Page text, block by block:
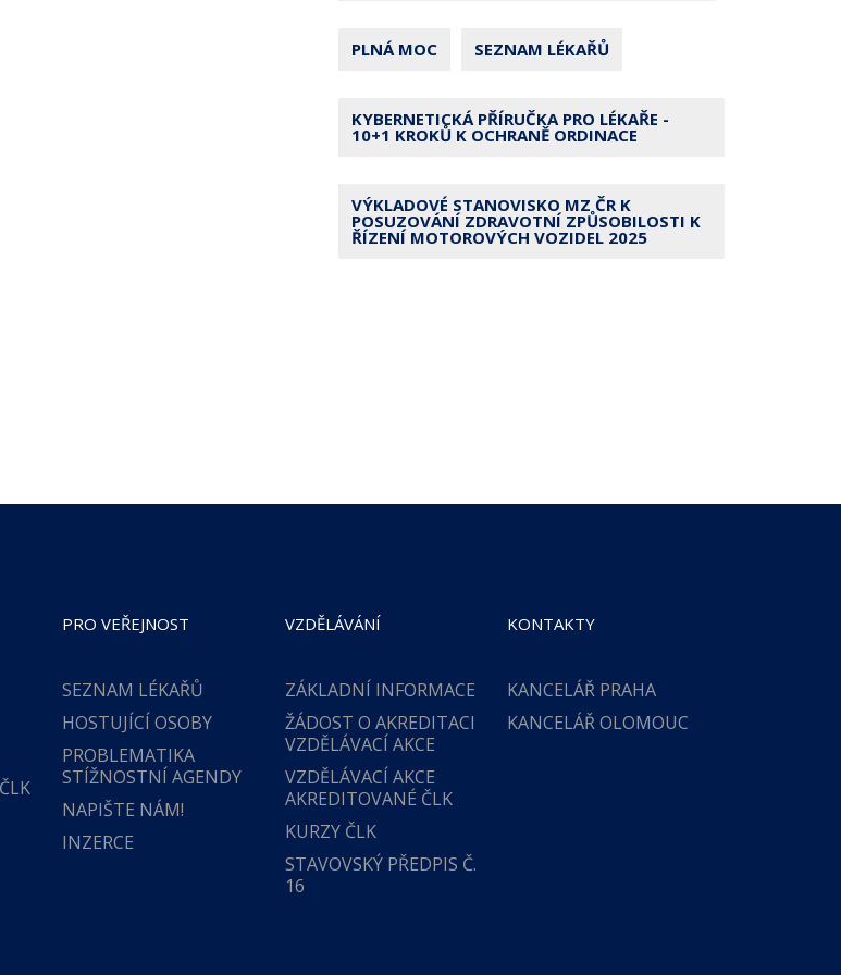
PLNÁ MOC SEZNAM LÉKAŘŮ
KYBERNETICKÁ PŘÍRUČKA PRO LÉKAŘE -
10+1 KROKŮ K OCHRANĚ ORDINACE
VÝKLADOVÉ STANOVISKO MZ ČR K
POSUZOVÁNÍ ZDRAVOTNÍ ZPŮSOBILOSTI K
ŘÍZENÍ MOTOROVÝCH VOZIDEL 2025
PRO VEŘEJNOST
SEZNAM LÉKAŘŮ
HOSTUJÍCÍ OSOBY
PROBLEMATIKA
STÍŽNOSTNÍ AGENDY
NAPIŠTE NÁM!
INZERCE
VZDĚLÁVÁNÍ
ZÁKLADNÍ INFORMACE
ŽÁDOST O AKREDITACI
VZDĚLÁVACÍ AKCE
VZDĚLÁVACÍ AKCE
AKREDITOVANÉ ČLK
KURZY ČLK
STAVOVSKÝ PŘEDPIS Č.
16
KONTAKTY
KANCELÁŘ PRAHA
KANCELÁŘ OLOMOUC